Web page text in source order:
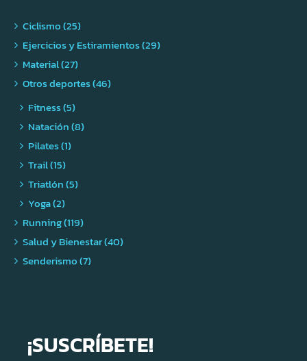
Ciclismo (25)
Ejercicios y Estiramientos (29)
Material (27)
Otros deportes (46)
Fitness (5)
Natación (8)
Pilates (1)
Trail (15)
Triatlón (5)
Yoga (2)
Running (119)
Salud y Bienestar (40)
Senderismo (7)
¡SUSCRÍBETE!